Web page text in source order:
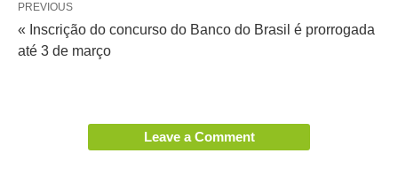
PREVIOUS
« Inscrição do concurso do Banco do Brasil é prorrogada
até 3 de março
Leave a Comment